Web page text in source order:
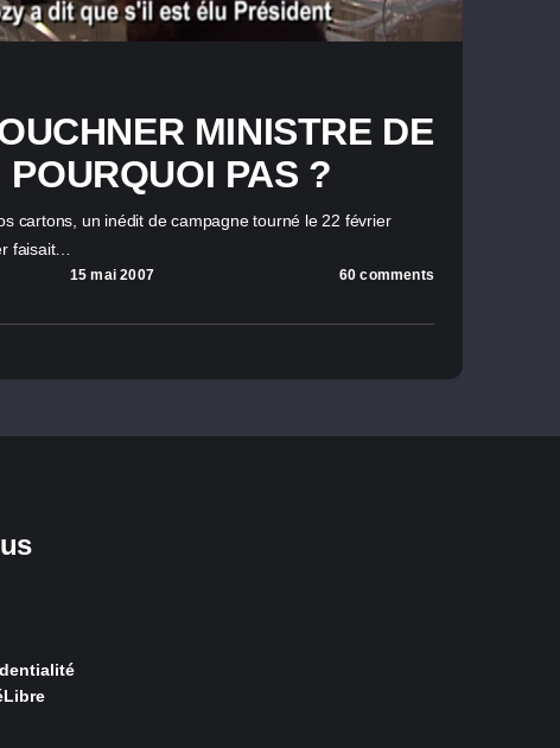
MINISTRE DE
POURQUOI PAS ?
cartons, un inédit de campagne tourné le 22 février
faisait…
15 mai 2007 60 comments